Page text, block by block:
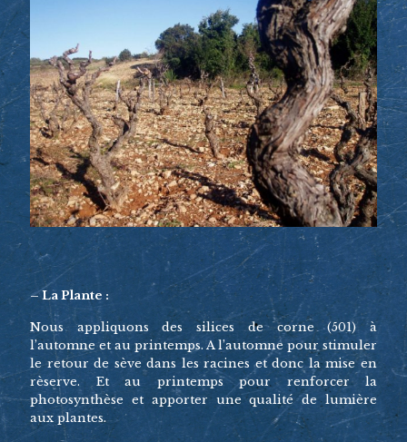
– La Plante :
Nous appliquons des silices de corne (501) à
l’automne et au printemps. A l’automne pour stimuler
le retour de sève dans les racines et donc la mise en
rèserve. Et au printemps pour renforcer la
photosynthèse et apporter une qualité de lumière
aux plantes.